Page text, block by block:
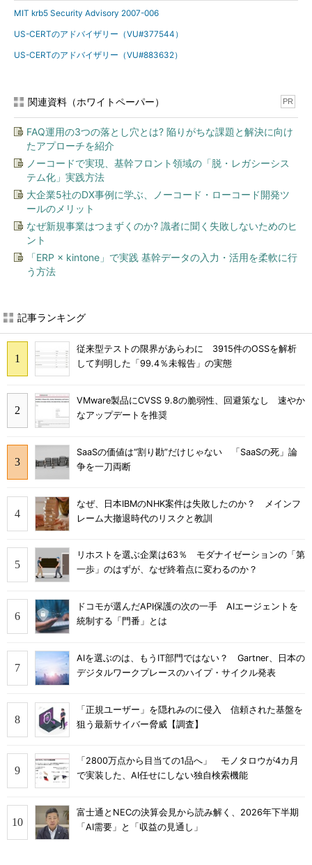
MIT krb5 Security Advisory 2007-006
US-CERTのアドバイザリー（VU#377544）
US-CERTのアドバイザリー（VU#883632）
関連資料（ホワイトペーパー） PR
FAQ運用の3つの落とし穴とは? 陥りがちな課題と解決に向け
たアプローチを紹介
ノーコードで実現、基幹フロント領域の「脱・レガシーシス
テム化」実践方法
大企業5社のDX事例に学ぶ、ノーコード・ローコード開発ツ
ールのメリット
なぜ新規事業はつまずくのか? 識者に聞く失敗しないためのヒ
ント
「ERP × kintone」で実践 基幹データの入力・活用を柔軟に行
う方法
記事ランキング
従来型テストの限界があらわに 3915件のOSSを解析
して判明した「99.4％未報告」の実態
VMware製品にCVSS 9.8の脆弱性、回避策なし 速やか
なアップデートを推奨
SaaSの価値は“割り勘”だけじゃない 「SaaSの死」論
争を一刀両断
なぜ、日本IBMのNHK案件は失敗したのか？ メインフ
レーム大撤退時代のリスクと教訓
リホストを選ぶ企業は63％ モダナイゼーションの「第
一歩」のはずが、なぜ終着点に変わるのか？
ドコモが選んだAPI保護の次の一手 AIエージェントを
統制する「門番」とは
AIを選ぶのは、もうIT部門ではない？ Gartner、日本の
デジタルワークプレースのハイプ・サイクル発表
「正規ユーザー」を隠れみのに侵入 信頼された基盤を
狙う最新サイバー脅威【調査】
「2800万点から目当ての1品へ」 モノタロウが4カ月
で実装した、AI任せにしない独自検索機能
富士通とNECの決算会見から読み解く、2026年下半期
「AI需要」と「収益の見通し」